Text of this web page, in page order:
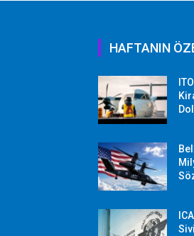
HAFTANIN